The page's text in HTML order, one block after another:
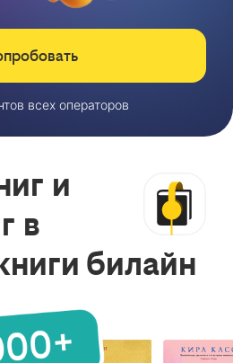
всех операторов
и
в
билайн